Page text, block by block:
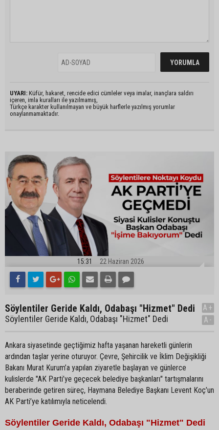
UYARI: Küfür, hakaret, rencide edici cümleler veya imalar, inançlara saldırı
içeren, imla kuralları ile yazılmamış,
Türkçe karakter kullanılmayan ve büyük harflerle yazılmış yorumlar
onaylanmamaktadır.
15:31 22 Haziran 2026
Söylentiler Geride Kaldı, Odabaşı "Hizmet" Dedi
Söylentiler Geride Kaldı, Odabaşı "Hizmet" Dedi
A+
A-
Ankara siyasetinde geçtiğimiz hafta yaşanan hareketli günlerin
ardından taşlar yerine oturuyor. Çevre, Şehircilik ve İklim Değişikliği
Bakanı Murat Kurum’a yapılan ziyaretle başlayan ve günlerce
kulislerde "AK Parti’ye geçecek belediye başkanları" tartışmalarını
beraberinde getiren süreç, Haymana Belediye Başkanı Levent Koç’un
AK Parti’ye katılımıyla neticelendi.
Söylentiler Geride Kaldı, Odabaşı "Hizmet" Dedi